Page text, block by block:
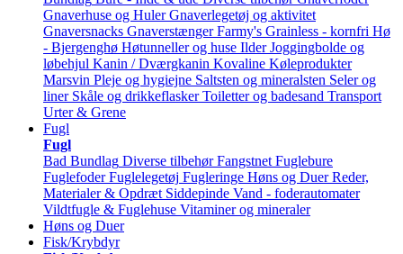
Gnaverhuse og Huler Gnaverlegetøj og aktivitet
Gnaversnacks Gnaverstænger Farmy's Grainless - kornfri Hø
- Bjergenghø Høtunneller og huse Ilder Joggingbolde og
løbehjul Kanin / Dværgkanin Kovaline Køleprodukter
Marsvin Pleje og hygiejne Saltsten og mineralsten Seler og
liner Skåle og drikkeflasker Toiletter og badesand Transport
Urter & Grene
Fugl
Fugl
Bad Bundlag Diverse tilbehør Fangstnet Fuglebure
Fuglefoder Fuglelegetøj Fugleringe Høns og Duer Reder,
Materialer & Opdræt Siddepinde Vand - foderautomater
Vildtfugle & Fuglehuse Vitaminer og mineraler
Høns og Duer
Fisk/Krybdyr